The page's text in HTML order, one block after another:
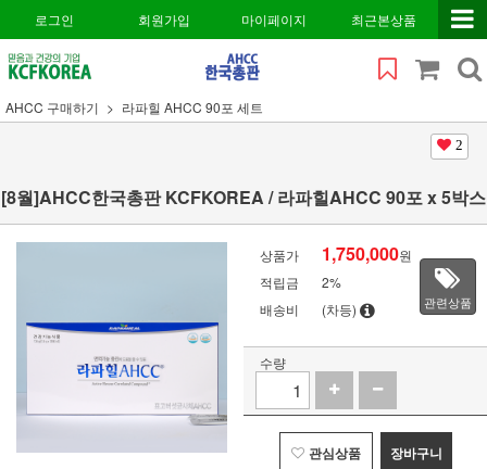
로그인 회원가입 마이페이지 최근본상품
AHCC 구매하기 라파힐 AHCC 90포 세트
2
[8월]AHCC한국총판 KCFKOREA / 라파힐AHCC 90포 x 5박스
상품가 1,750,000원
적립금
2%
배송비
(차등) 관련상품
수량
관심상품 장바구니